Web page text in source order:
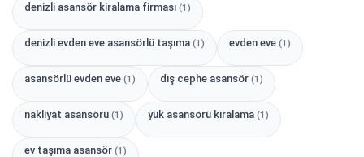
denizli asansör kiralama firması (1)
denizli evden eve asansörlü taşıma (1) evden eve (1)
asansörlü evden eve (1) dış cephe asansör (1)
nakliyat asansörü (1) yük asansörü kiralama (1)
ev taşıma asansör (1)